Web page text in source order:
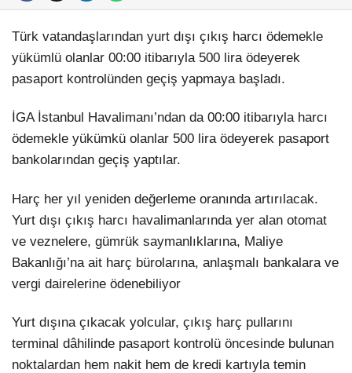
Türk vatandaşlarından yurt dışı çıkış harcı ödemekle
yükümlü olanlar 00:00 itibarıyla 500 lira ödeyerek
pasaport kontrolünden geçiş yapmaya başladı.
İGA İstanbul Havalimanı’ndan da 00:00 itibarıyla harcı
ödemekle yükümkü olanlar 500 lira ödeyerek pasaport
bankolarından geçiş yaptılar.
Harç her yıl yeniden değerleme oranında artırılacak.
Yurt dışı çıkış harcı havalimanlarında yer alan otomat
ve veznelere, gümrük saymanlıklarına, Maliye
Bakanlığı’na ait harç bürolarına, anlaşmalı bankalara ve
vergi dairelerine ödenebiliyor
Yurt dışına çıkacak yolcular, çıkış harç pullarını
terminal dâhilinde pasaport kontrolü öncesinde bulunan
noktalardan hem nakit hem de kredi kartıyla temin